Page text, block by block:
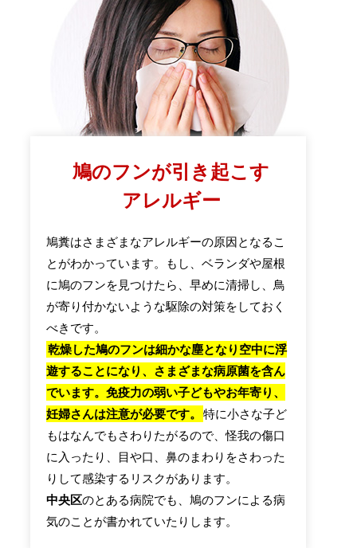
鳩のフンが引き起こす
アレルギー
鳩糞はさまざまなアレルギーの原因となるこ
とがわかっています。もし、ベランダや屋根
に鳩のフンを見つけたら、早めに清掃し、鳥
が寄り付かないような駆除の対策をしておく
べきです。
乾燥した鳩のフンは細かな塵となり空中に浮
遊することになり、さまざまな病原菌を含ん
でいます。免疫力の弱い子どもやお年寄り、
妊婦さんは注意が必要です。
特に小さな子ど
もはなんでもさわりたがるので、怪我の傷口
に入ったり、目や口、鼻のまわりをさわった
りして感染するリスクがあります。
中央区のとある病院でも、鳩のフンによる病
気のことが書かれていたりします。